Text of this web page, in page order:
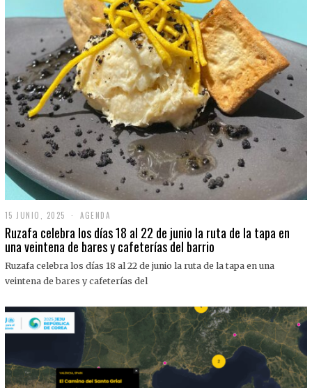
15 JUNIO, 2025
J
U
I
O
0
2
5
AGENDA
Ruzafa celebra los días 18 al 22 de junio la ruta de la tapa en
una veintena de bares y cafeterías del barrio
Ruzafa celebra los días 18 al 22 de junio la ruta de la tapa en una
veintena de bares y cafeterías del